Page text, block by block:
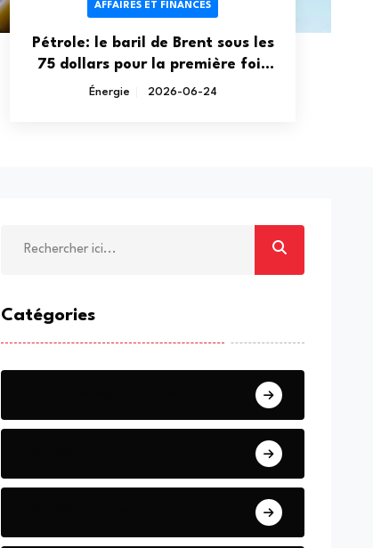
AFFAIRES ET FINANCES
Pétrole: le baril de Brent sous les
75 dollars pour la première fois
depuis le début de la guerre au
Énergie 2026-06-24
Catégories